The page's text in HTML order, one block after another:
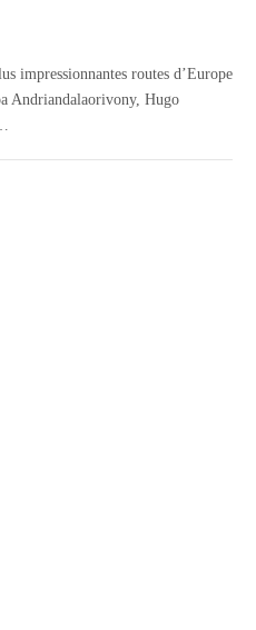
impressionnantes routes d’Europe
Andriandalaorivony, Hugo